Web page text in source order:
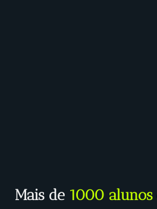
Mais de 1000 alunos